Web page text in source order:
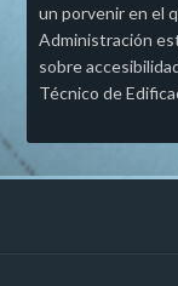
un porvenir en el
Administración
sobre
Técnico de